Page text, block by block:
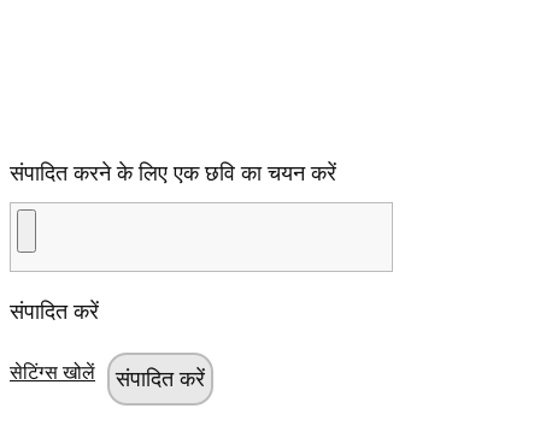
संपादित करने के लिए एक छवि का चयन करें
संपादित करें
सेटिंग्स खोलें